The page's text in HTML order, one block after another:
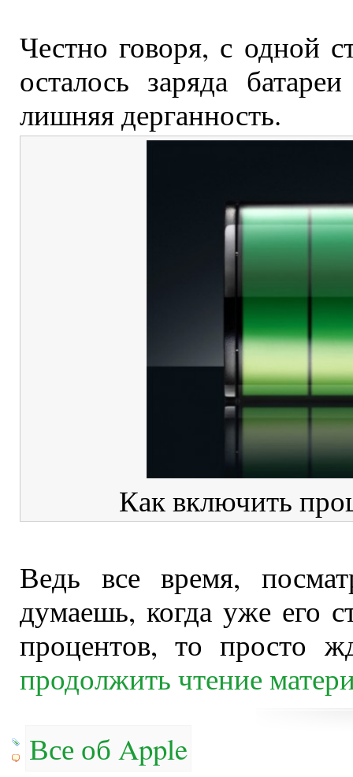
Честно говоря, с одной
осталось заряда
лишняя дерганность.
Как включить
Ведь все время,
думаешь, когда уже его
процентов, то просто
продолжить чтение
Все об Apple